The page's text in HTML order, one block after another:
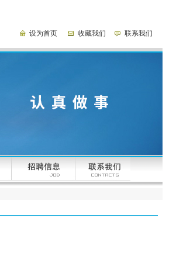
设为首页 收藏我们 联系我们